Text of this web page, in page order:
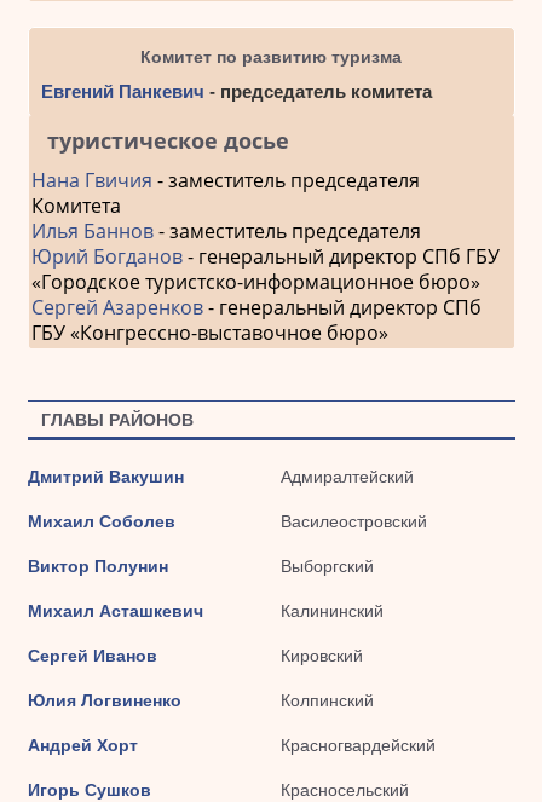
Комитет по развитию туризма
Евгений Панкевич - председатель комитета
туристическое досье
Нана Гвичия - заместитель председателя
Комитета
Илья Баннов- заместитель председателя
Юрий Богданов- генеральный директор СПб ГБУ
«Городское туристско-информационное бюро»
Сергей Азаренков- генеральный директор СПб
ГБУ «Конгрессно-выставочное бюро»
ГЛАВЫ РАЙОНОВ
Дмитрий Вакушин Адмиралтейский
Михаил Соболев Василеостровский
Виктор Полунин Выборгский
Михаил Асташкевич Калининский
Сергей Иванов Кировский
Юлия Логвиненко Колпинский
Андрей Хорт Красногвардейский
Игорь Сушков Красносельский